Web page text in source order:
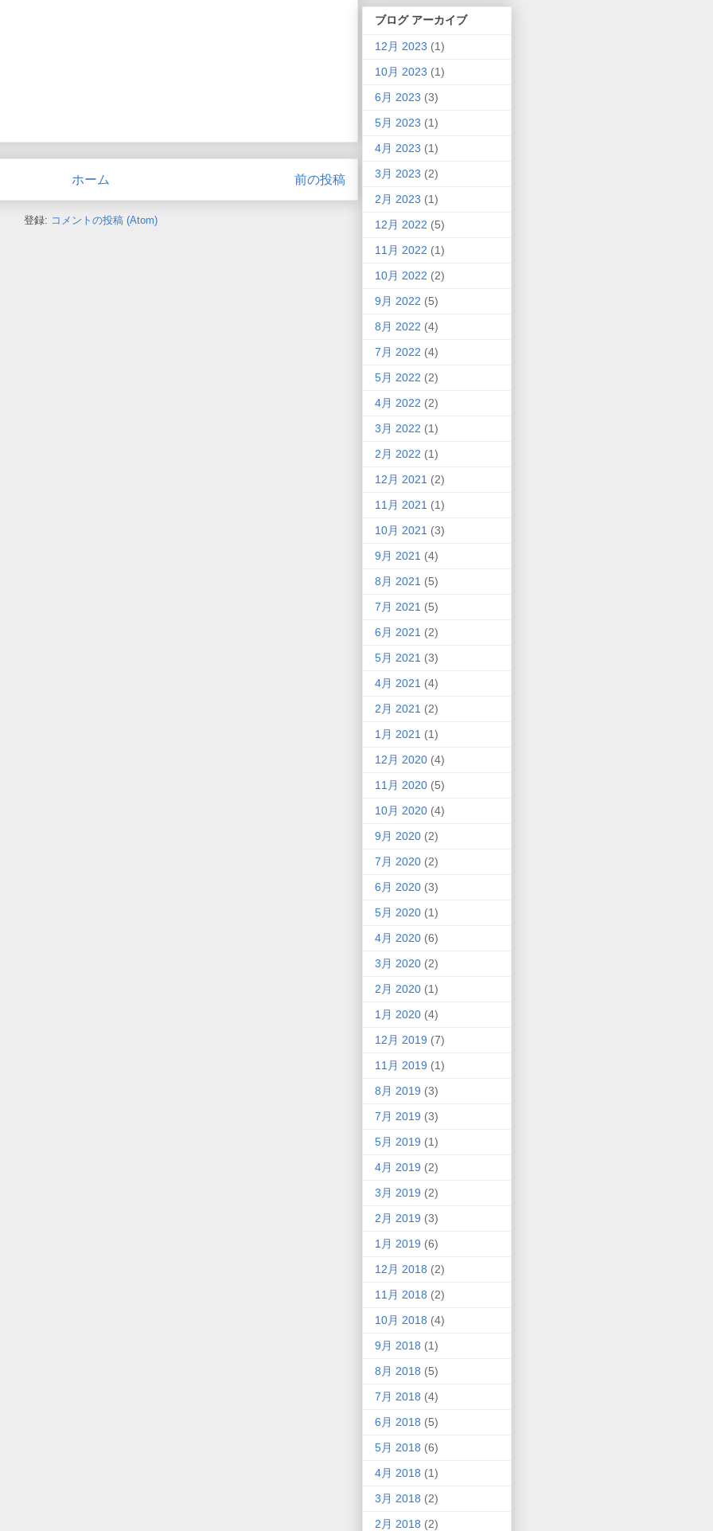
前の投稿
ホーム
登録: コメントの投稿 (Atom)
ブログ アーカイブ
12月 2023 (1)
10月 2023 (1)
6月 2023 (3)
5月 2023 (1)
4月 2023 (1)
3月 2023 (2)
2月 2023 (1)
12月 2022 (5)
11月 2022 (1)
10月 2022 (2)
9月 2022 (5)
8月 2022 (4)
7月 2022 (4)
5月 2022 (2)
4月 2022 (2)
3月 2022 (1)
2月 2022 (1)
12月 2021 (2)
11月 2021 (1)
10月 2021 (3)
9月 2021 (4)
8月 2021 (5)
7月 2021 (5)
6月 2021 (2)
5月 2021 (3)
4月 2021 (4)
2月 2021 (2)
1月 2021 (1)
12月 2020 (4)
11月 2020 (5)
10月 2020 (4)
9月 2020 (2)
7月 2020 (2)
6月 2020 (3)
5月 2020 (1)
4月 2020 (6)
3月 2020 (2)
2月 2020 (1)
1月 2020 (4)
12月 2019 (7)
11月 2019 (1)
8月 2019 (3)
7月 2019 (3)
5月 2019 (1)
4月 2019 (2)
3月 2019 (2)
2月 2019 (3)
1月 2019 (6)
12月 2018 (2)
11月 2018 (2)
10月 2018 (4)
9月 2018 (1)
8月 2018 (5)
7月 2018 (4)
6月 2018 (5)
5月 2018 (6)
4月 2018 (1)
3月 2018 (2)
2月 2018 (2)